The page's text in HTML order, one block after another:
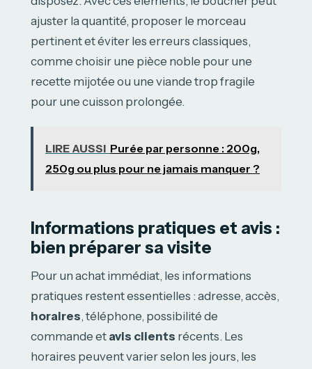
ajuster la quantité, proposer le morceau
pertinent et éviter les erreurs classiques,
comme choisir une pièce noble pour une
recette mijotée ou une viande trop fragile
pour une cuisson prolongée.
LIRE AUSSI Purée par personne : 200g,
250g ou plus pour ne jamais manquer ?
Informations pratiques et avis :
bien préparer sa visite
Pour un achat immédiat, les informations
pratiques restent essentielles : adresse, accès,
horaires, téléphone, possibilité de
commande et avis clients récents. Les
horaires peuvent varier selon les jours, les